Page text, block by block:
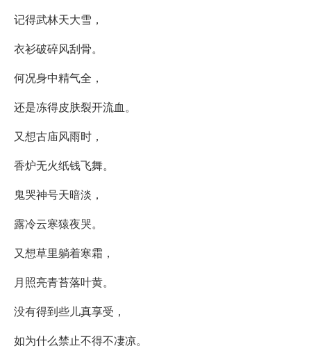
记得武林天大雪，
衣衫破碎风刮骨。
何况身中精气全，
还是冻得皮肤裂开流血。
又想古庙风雨时，
香炉无火纸钱飞舞。
鬼哭神号天暗淡，
露冷云寒猿夜哭。
又想草里躺着寒霜，
月照亮青苔落叶黄。
没有得到些儿真享受，
如为什么禁止不得不凄凉。